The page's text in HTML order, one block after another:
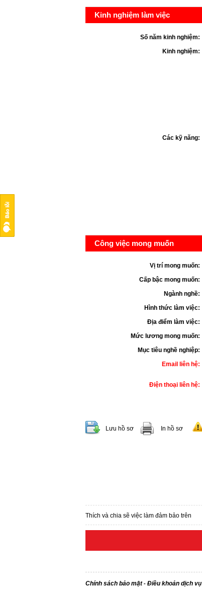
Kinh nghiệm làm việc
Số năm kinh nghiệm:
Kinh nghiệm:
Các kỹ năng:
Công việc mong muốn
Vị trí mong muốn:
Cấp bậc mong muốn:
Ngành nghề:
Hình thức làm việc:
Địa điểm làm việc:
Mức lương mong muốn:
Mục tiêu nghề nghiệp:
Email liên hệ:
Điện thoại liên hệ:
Lưu hồ sơ In hồ sơ
Thích và chia sẽ việc làm đảm bảo trên
Chính sách bảo mật- Điều khoản dịch vụ